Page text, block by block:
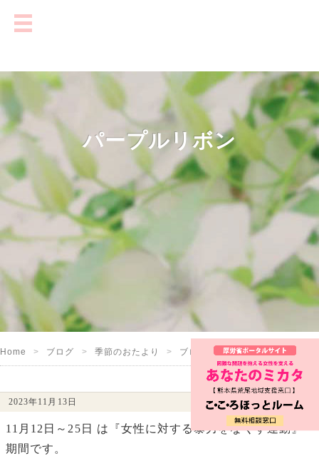
Home ブログ 季節のおたより ブログ パープルリボン
パープルリボン
2023年11月13日
11月12日～25日 は『女性に対する暴力をなくす運動』
期間です。